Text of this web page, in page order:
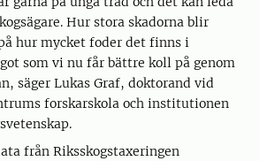
Hur stora skadorna blir
hur mycket foder det finns i
som vi nu får bättre koll på genom
säger Lukas Graf, doktorand vid
forskarskola och institutionen
från Riksskogstaxeringen